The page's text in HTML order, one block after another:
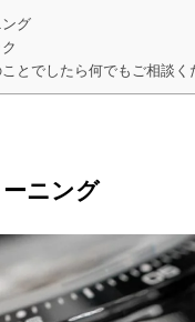
グ
とでしたら何でもご相談く
ニング